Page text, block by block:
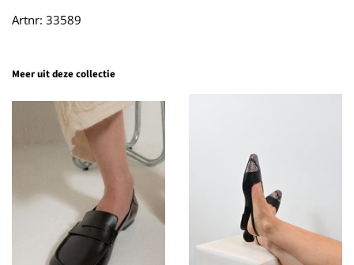
Artnr: 33589
Meer uit deze collectie